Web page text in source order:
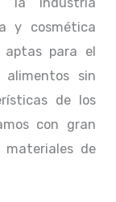
y cosmética
aptas para el
sin
de los
con gran
materiales de